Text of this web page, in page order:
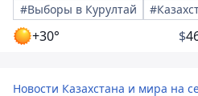
#Выборы в Курултай
+30° $
Новости Казахстана и мира на